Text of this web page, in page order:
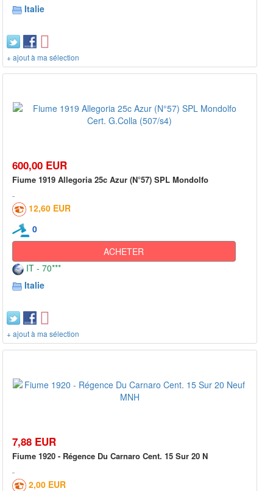
Italie
+ ajout à ma sélection
600,00 EUR
Fiume 1919 Allegoria 25c Azur (N°57) SPL Mondolfo
12,60 EUR
0
ACHETER
IT - 70***
Italie
+ ajout à ma sélection
7,88 EUR
Fiume 1920 - Régence Du Carnaro Cent. 15 Sur 20 N
2,00 EUR